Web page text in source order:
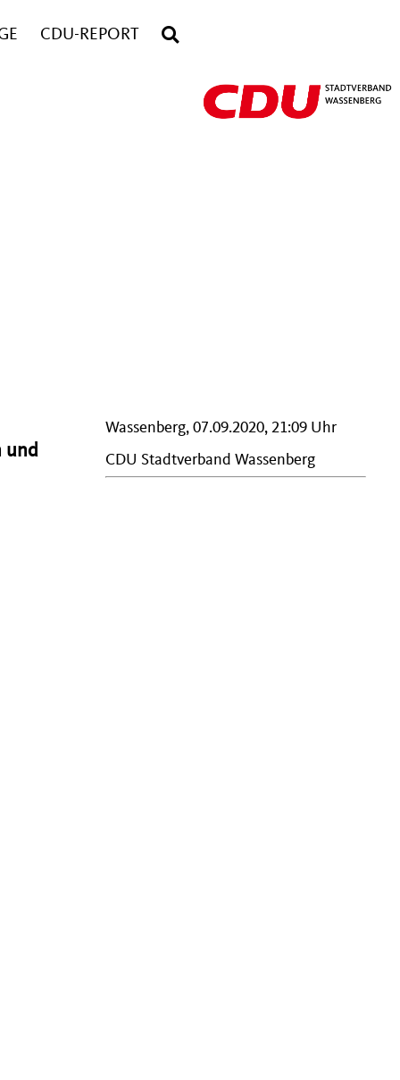
CDU-REPORT
und
Wassenberg, 07.09.2020, 21:09 Uhr
CDU Stadtverband Wassenberg